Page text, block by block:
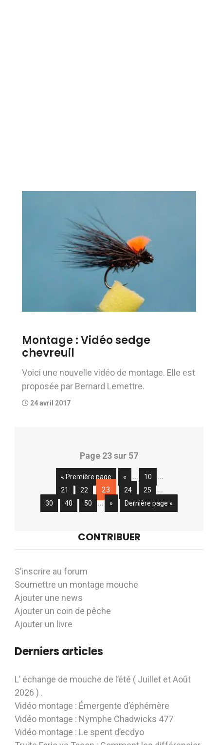
Montage : Vidéo sedge
chevreuil
Voici une nouvelle vidéo de montage. Elle est
proposée par Bernard Lemettre.
24 avril 2017
Page 23 sur 57
« Première page « … 10 …
21 22 23 24 25 …
30 40 50 … » Dernière page »
CONTRIBUER
S’inscrire au forum
Soumettre un montage mouche
Ajouter une news
Ajouter un coin de pêche
Ajouter un livre
Derniers articles
L’ échange de mouche de l’été ( Juillet et Août
2026 ) .
Vidéo montage : Émergente d’éphémère
Vidéo montage : Nymphe Chadwicks 477
Vidéo montage : Le spent d’ecdyo